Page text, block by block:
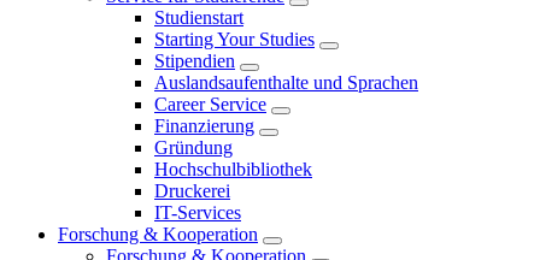
Studienstart
Starting Your Studies
Stipendien
Auslandsaufenthalte und Sprachen
Career Service
Finanzierung
Gründung
Hochschulbibliothek
Druckerei
IT-Services
Forschung & Kooperation
Forschung & Kooperation